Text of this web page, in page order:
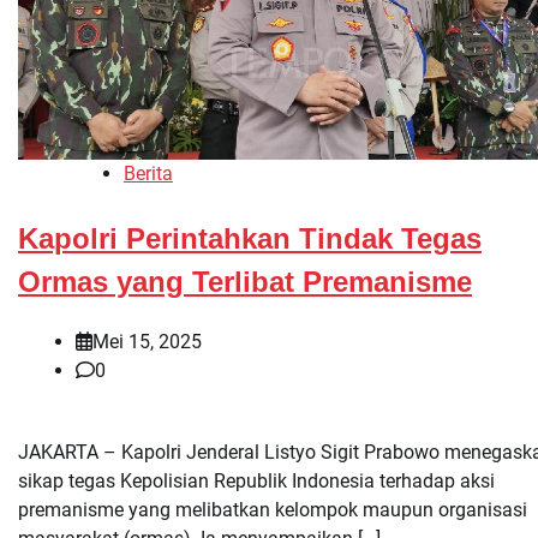
Berita
Kapolri Perintahkan Tindak Tegas
Ormas yang Terlibat Premanisme
Mei 15, 2025
0
JAKARTA – Kapolri Jenderal Listyo Sigit Prabowo
sikap tegas Kepolisian Republik Indonesia terhadap aksi
premanisme yang melibatkan kelompok maupun organisasi